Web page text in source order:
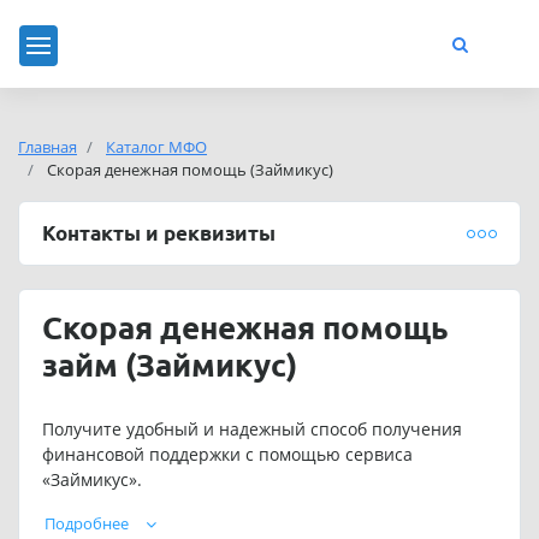
Главная
Каталог МФО
Скорая денежная помощь (Займикус)
Контакты и реквизиты
Скорая денежная помощь
займ (Займикус)
Получите удобный и надежный способ получения
финансовой поддержки с помощью сервиса
«Займикус».
Скорая денежная помощь - предлагает подбор займа
Подробнее